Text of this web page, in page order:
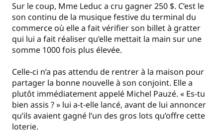
Sur le coup, Mme Leduc a cru gagner 250 $. C’est le
son continu de la musique festive du terminal du
commerce où elle a fait vérifier son billet à gratter
qui lui a fait réaliser qu’elle mettait la main sur une
somme 1000 fois plus élevée.
Celle-ci n’a pas attendu de rentrer à la maison pour
partager la bonne nouvelle à son conjoint. Elle a
plutôt immédiatement appelé Michel Pauzé. « Es-tu
bien assis ? » lui a-t-elle lancé, avant de lui annoncer
qu’ils avaient gagné l’un des gros lots qu’offre cette
loterie.